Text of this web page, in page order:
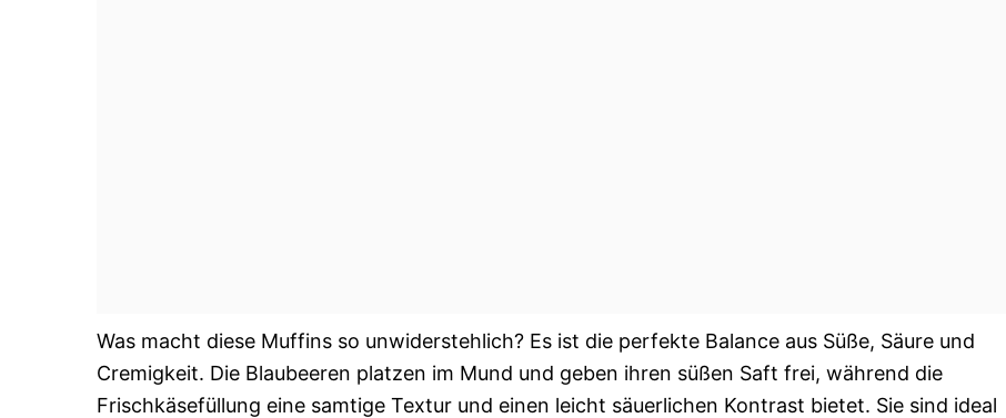
Was macht diese Muffins so unwiderstehlich? Es ist die perfekte Balance aus Süße, Säure und
Cremigkeit. Die Blaubeeren platzen im Mund und geben ihren süßen Saft frei, während die
Frischkäsefüllung eine samtige Textur und einen leicht säuerlichen Kontrast bietet. Sie sind ideal